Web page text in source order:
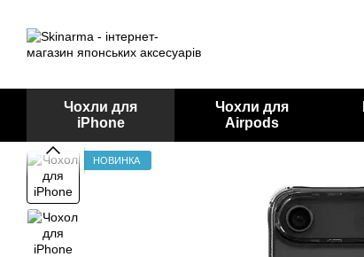
Чохли для
iPhone
Чохли для
Airpods
НОВИНКА